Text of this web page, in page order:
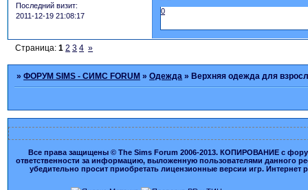
Последний визит:
2011-12-19 21:08:17
0
Страница:1 2 3 4 »
»ФОРУМ SIMS - СИМС FORUM »Одежда » Верхняя одежда для
Все права защищены © The Sims Forum 2006-2013. КОПИРОВАНИЕ с
ответственности за информацию, выложенную пользователями данного
убедительно просит приобретать лицензионные версии игр.